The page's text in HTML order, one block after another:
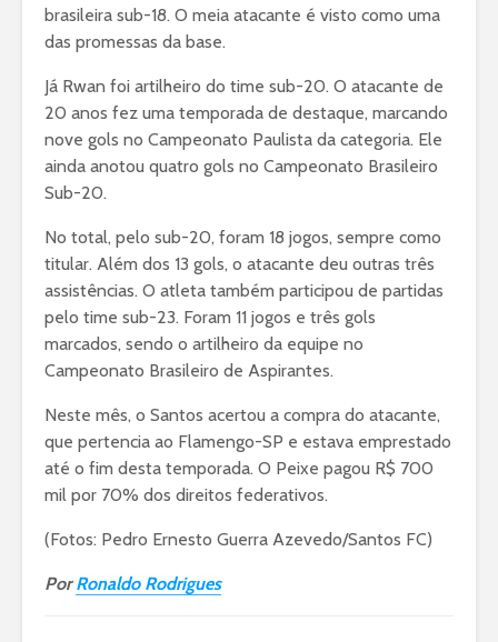
brasileira sub-18. O meia atacante é visto como uma
das promessas da base.
Já Rwan foi artilheiro do time sub-20. O atacante de
20 anos fez uma temporada de destaque, marcando
nove gols no Campeonato Paulista da categoria. Ele
ainda anotou quatro gols no Campeonato Brasileiro
Sub-20.
No total, pelo sub-20, foram 18 jogos, sempre como
titular. Além dos 13 gols, o atacante deu outras três
assistências. O atleta também participou de partidas
pelo time sub-23. Foram 11 jogos e três gols
marcados, sendo o artilheiro da equipe no
Campeonato Brasileiro de Aspirantes.
Neste mês, o Santos acertou a compra do atacante,
que pertencia ao Flamengo-SP e estava emprestado
até o fim desta temporada. O Peixe pagou R$ 700
mil por 70% dos direitos federativos.
(Fotos: Pedro Ernesto Guerra Azevedo/Santos FC)
PorRonaldo Rodrigues